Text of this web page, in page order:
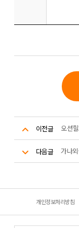
이전글 오션
다음글 가나
개인정보처리방침